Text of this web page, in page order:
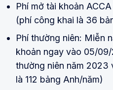
Phí mở tài khoản
(phí công khai là 36
Phí thường niên: Miễn
khoản ngay vào 05/
thường niên năm 2023
là 112 bảng Anh/năm)